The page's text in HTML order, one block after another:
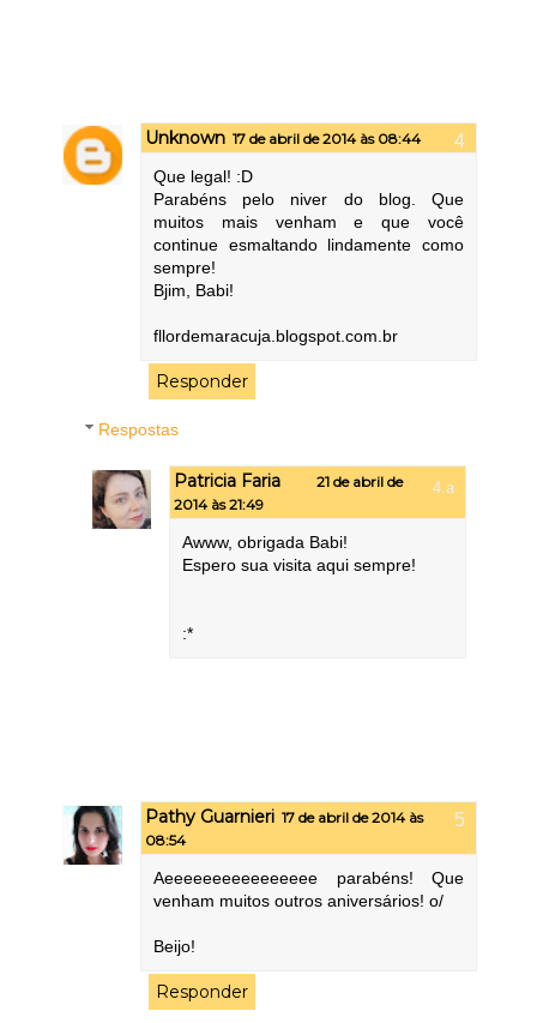
Unknown 17 de abril de 2014 às 08:44
Que legal! :D
Parabéns pelo niver do blog. Que
muitos mais venham e que você
continue esmaltando lindamente como
sempre!
Bjim, Babi!
fllordemaracuja.blogspot.com.br
Responder
Respostas
Patricia Faria
21 de abril de
2014 às 21:49
Awww, obrigada Babi!
Espero sua visita aqui sempre!
:*
Pathy Guarnieri 17 de abril de 2014 às
08:54
Aeeeeeeeeeeeeeeee parabéns! Que
venham muitos outros aniversários! o/
Beijo!
Responder